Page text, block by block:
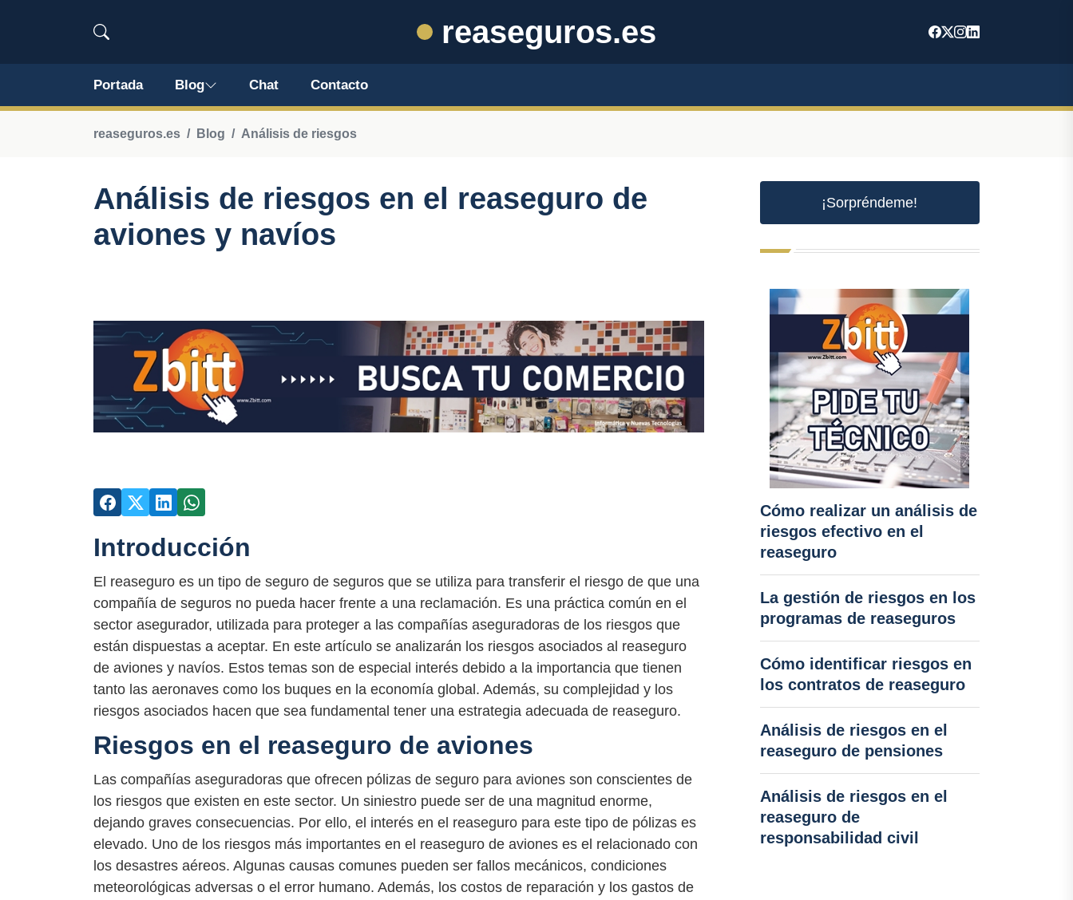
reaseguros.es
Portada Blog Chat Contacto
reaseguros.es Blog Análisis de riesgos
Análisis de riesgos en el reaseguro de
aviones y navíos
Introducción
El reaseguro es un tipo de seguro de seguros que se utiliza para transferir el riesgo de que una
compañía de seguros no pueda hacer frente a una reclamación. Es una práctica común en el
sector asegurador, utilizada para proteger a las compañías aseguradoras de los riesgos que
están dispuestas a aceptar. En este artículo se analizarán los riesgos asociados al reaseguro
de aviones y navíos. Estos temas son de especial interés debido a la importancia que tienen
tanto las aeronaves como los buques en la economía global. Además, su complejidad y los
riesgos asociados hacen que sea fundamental tener una estrategia adecuada de reaseguro.
Riesgos en el reaseguro de aviones
Las compañías aseguradoras que ofrecen pólizas de seguro para aviones son conscientes de
los riesgos que existen en este sector. Un siniestro puede ser de una magnitud enorme,
dejando graves consecuencias. Por ello, el interés en el reaseguro para este tipo de pólizas es
elevado. Uno de los riesgos más importantes en el reaseguro de aviones es el relacionado con
los desastres aéreos. Algunas causas comunes pueden ser fallos mecánicos, condiciones
meteorológicas adversas o el error humano. Además, los costos de reparación y los gastos de
¡Sorpréndeme!
Cómo realizar un análisis de
riesgos efectivo en el
reaseguro
La gestión de riesgos en los
programas de reaseguros
Cómo identificar riesgos en
los contratos de reaseguro
Análisis de riesgos en el
reaseguro de pensiones
Análisis de riesgos en el
reaseguro de
responsabilidad civil